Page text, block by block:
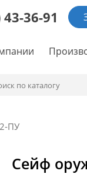
36-91
ПУ
Сейф